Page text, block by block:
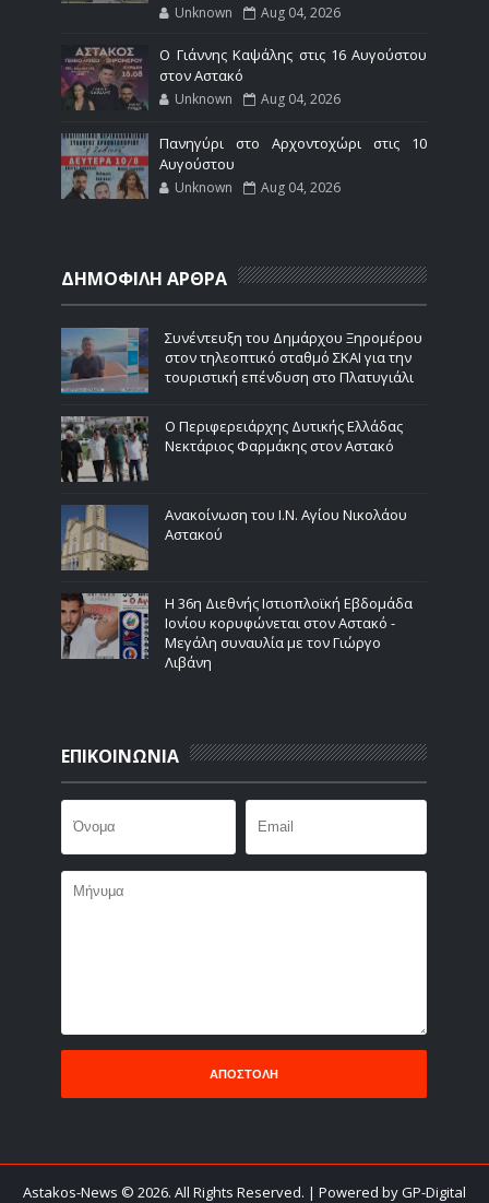
Unknown Aug 04, 2026
Ο Γιάννης Καψάλης στις 16 Αυγούστου
στον Αστακό
Unknown Aug 04, 2026
Πανηγύρι στο Αρχοντοχώρι στις 10
Αυγούστου
Unknown Aug 04, 2026
ΔΗΜΟΦΙΛΗ ΑΡΘΡΑ
Συνέντευξη του Δημάρχου Ξηρομέρου
στον τηλεοπτικό σταθμό ΣΚΑΙ για την
τουριστική επένδυση στο Πλατυγιάλι
Ο Περιφερειάρχης Δυτικής Ελλάδας
Νεκτάριος Φαρμάκης στον Αστακό
Ανακοίνωση του Ι.Ν. Αγίου Νικολάου
Αστακού
Η 36η Διεθνής Ιστιοπλοϊκή Εβδομάδα
Ιονίου κορυφώνεται στον Αστακό -
Μεγάλη συναυλία με τον Γιώργο
Λιβάνη
ΕΠΙΚΟΙΝΩΝΙΑ
Astakos-News © 2026. All Rights Reserved. | Powered by GP-Digital